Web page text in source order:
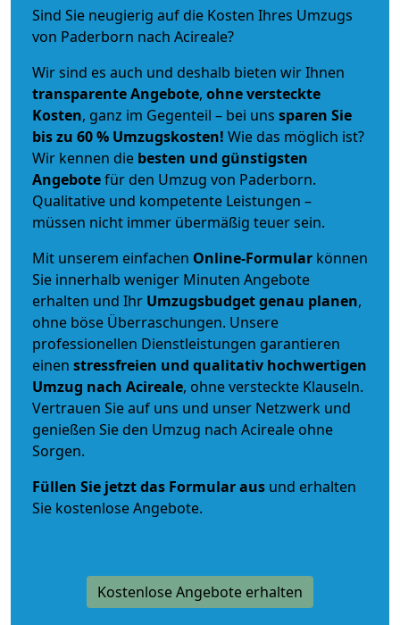
Sind Sie neugierig auf die Kosten Ihres Umzugs
von Paderborn nach Acireale?
Wir sind es auch und deshalb bieten wir Ihnen
transparente Angebote, ohne versteckte
Kosten, ganz im Gegenteil – bei uns sparen Sie
bis zu 60 % Umzugskosten! Wie das möglich ist?
Wir kennen die besten und günstigsten
Angebotefür den Umzug von Paderborn.
Qualitative und kompetente Leistungen –
müssen nicht immer übermäßig teuer sein.
Mit unserem einfachen Online-Formular können
Sie innerhalb weniger Minuten Angebote
erhalten und Ihr Umzugsbudgetgenau planen,
ohne böse Überraschungen. Unsere
professionellen Dienstleistungen garantieren
einen stressfreien und qualitativ hochwertigen
Umzug nach Acireale, ohne versteckte Klauseln.
Vertrauen Sie auf uns und unser Netzwerk und
genießen Sie den Umzug nach Acireale ohne
Sorgen.
Füllen Sie jetzt das Formular aus und erhalten
Sie kostenlose Angebote.
Kostenlose Angebote erhalten